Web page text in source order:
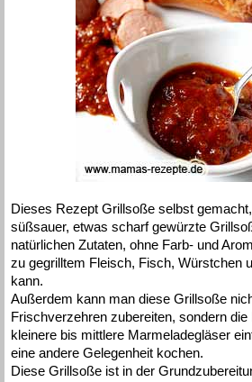
Dieses Rezept Grillsoße selbst
süßsauer, etwas scharf gewürzte
natürlichen Zutaten, ohne Farb- und
zu gegrilltem Fleisch, Fisch, Würstchen
kann.
Außerdem kann man diese Grillsoße
Frischverzehren zubereiten, sondern
kleinere bis mittlere Marmeladegläser
eine andere Gelegenheit kochen.
Diese Grillsoße ist in der